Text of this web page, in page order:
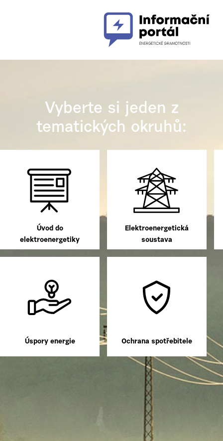
Vyberte si jeden z
tematických okruhů:
Úvod do
elektroenergetiky
Elektroenergetická
soustava
Úspory energie Ochrana spotřebitele